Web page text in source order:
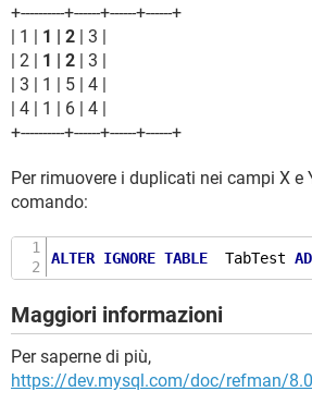
+----------+------+------+------+
| 1 | 1 | 2 | 3 |
| 2 | 1 | 2 | 3 |
| 3 | 1 | 5 | 4 |
| 4 | 1 | 6 | 4 |
+----------+------+------+------+
Per rimuovere i duplicati nei campi X e
comando:
ALTER IGNORE TABLE
  TabTest
Maggiori informazioni
Per saperne di più,
https://dev.mysql.com/doc/refman/